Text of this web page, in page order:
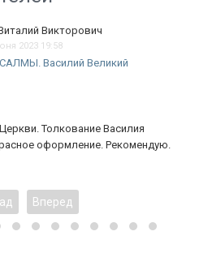
Викторович
2023 19:58
Василий Великий
Толкование Василия
оформление. Рекомендую.
Вперед